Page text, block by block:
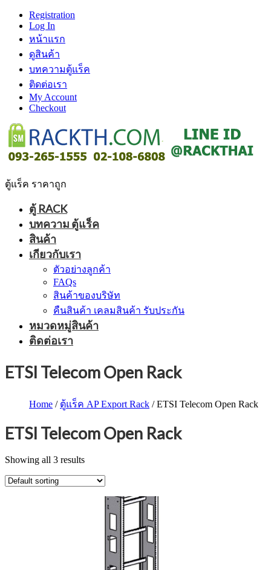
Registration
Log In
หน้าแรก
ดูสินค้า
บทความตู้แร็ค
ติดต่อเรา
My Account
Checkout
ตู้แร็ค ราคาถูก
ตู้ RACK
บทความ ตู้แร็ค
สินค้า
เกียวกับเรา
ตัวอย่างลูกค้า
FAQs
สินค้าของบริษัท
คืนสินค้า เคลมสินค้า รับประกัน
หมวดหมู่สินค้า
ติดต่อเรา
ETSI Telecom Open Rack
Home / ตู้แร็ค AP Export Rack / ETSI Telecom Open Rack
ETSI Telecom Open Rack
Showing all 3 results